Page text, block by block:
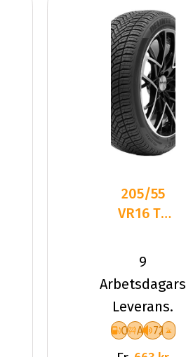
205/55
VR16 TL
DELINTE
AW6
9
Arbetsdagars
Leverans.
C A 72